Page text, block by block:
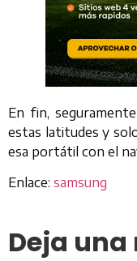
En fin,
estas latitudes y
esa portátil con el
Enlace: samsung
Deja